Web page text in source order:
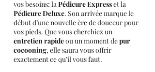
vos besoins: la Pédicure Express et la
Pédicure Deluxe. Son arrivée marque le
début d’une nouvelle ère de douceur pour
vos pieds. Que vous cherchiez un
entretien rapide ou un moment de pur
cocooning, elle saura vous offrir
exactement ce qu’il vous faut.